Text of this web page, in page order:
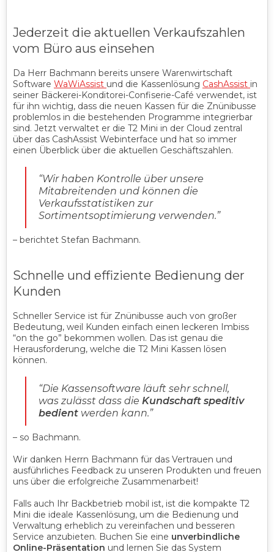
Jederzeit die aktuellen Verkaufszahlen
vom Büro aus einsehen
Da Herr Bachmann bereits unsere Warenwirtschaft
Software WaWiAssist und die Kassenlösung CashAssist in
seiner Bäckerei-Konditorei-Confiserie-Café verwendet, ist
für ihn wichtig, dass die neuen Kassen für die Znünibusse
problemlos in die bestehenden Programme integrierbar
sind. Jetzt verwaltet er die T2 Mini in der Cloud zentral
über das CashAssist Webinterface und hat so immer
einen Überblick über die aktuellen Geschäftszahlen.
“Wir haben Kontrolle über unsere
Mitabreitenden und können die
Verkaufsstatistiken zur
Sortimentsoptimierung verwenden.”
– berichtet Stefan Bachmann.
Schnelle und effiziente Bedienung der
Kunden
Schneller Service ist für Znünibusse auch von großer
Bedeutung, weil Kunden einfach einen leckeren Imbiss
“on the go” bekommen wollen. Das ist genau die
Herausforderung, welche die T2 Mini Kassen lösen
können.
“Die Kassensoftware läuft sehr schnell,
was zulässt dass die Kundschaft speditiv
bedient werden kann.”
– so Bachmann.
Wir danken Herrn Bachmann für das Vertrauen und
ausführliches Feedback zu unseren Produkten und freuen
uns über die erfolgreiche Zusammenarbeit!
Falls auch Ihr Backbetrieb mobil ist, ist die kompakte T2
Mini die ideale Kassenlösung, um die Bedienung und
Verwaltung erheblich zu vereinfachen und besseren
Service anzubieten. Buchen Sie eine unverbindliche
Online-Präsentation und lernen Sie das System